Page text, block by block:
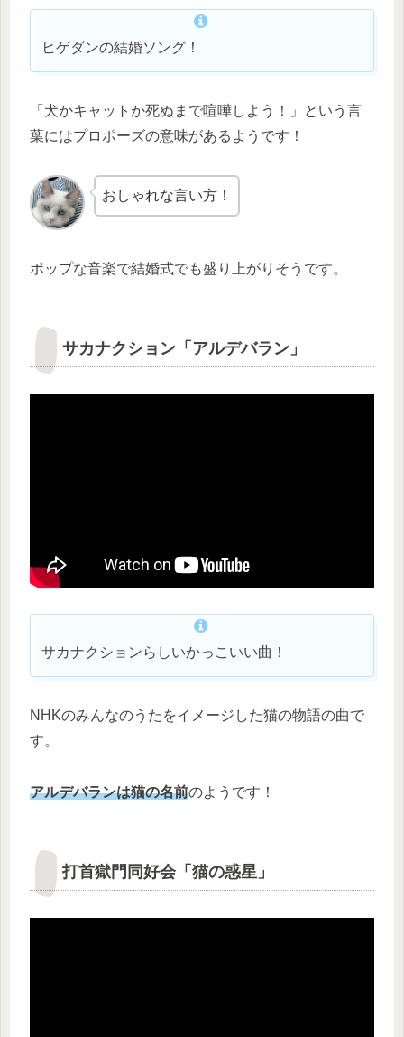
ヒゲダンの結婚ソング！
「犬かキャットか死ぬまで喧嘩しよう！」という言
葉にはプロポーズの意味があるようです！
おしゃれな言い方！
ポップな音楽で結婚式でも盛り上がりそうです。
サカナクション「アルデバラン」
サカナクションらしいかっこいい曲！
NHKのみんなのうたをイメージした猫の物語の曲で
す。
アルデバランは猫の名前のようです！
打首獄門同好会「猫の惑星」